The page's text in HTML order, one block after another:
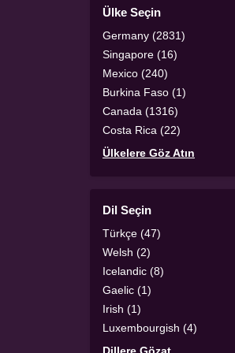
Ülke Seçin
Germany (2831)
Singapore (16)
Mexico (240)
Burkina Faso (1)
Canada (1316)
Costa Rica (22)
Ülkelere Göz Atın
Dil Seçin
Türkçe (47)
Welsh (2)
Icelandic (8)
Gaelic (1)
Irish (1)
Luxembourgish (4)
Dillere Gözat